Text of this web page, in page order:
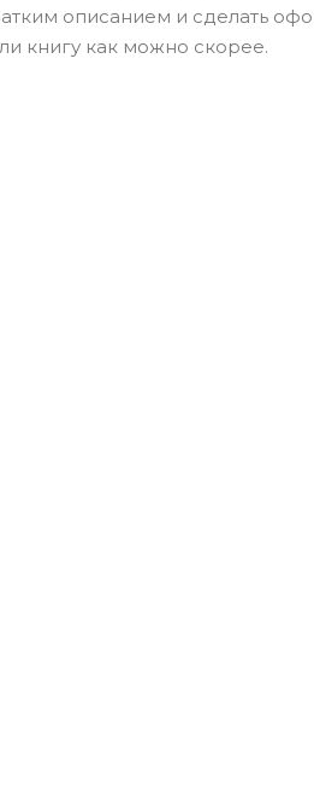
описанием и сделать
книгу как можно скорее.